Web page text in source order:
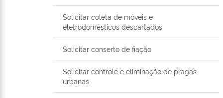
Solicitar coleta de móveis e
eletrodomésticos descartados
Solicitar conserto de fiação
Solicitar controle e eliminação de pragas
urbanas